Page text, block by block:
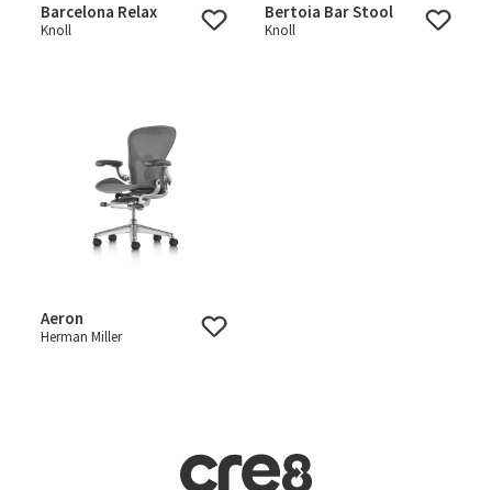
Barcelona Relax
Knoll
Bertoia Bar Stool
Knoll
Aeron
Herman Miller